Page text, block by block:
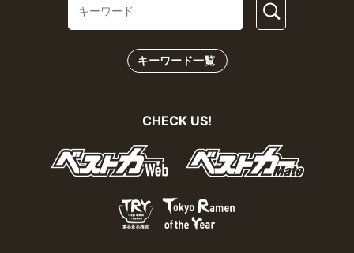
キーワード一覧
CHECK US!